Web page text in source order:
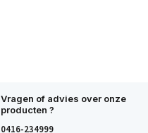
Vragen of advies over onze
producten ?
0416-234999